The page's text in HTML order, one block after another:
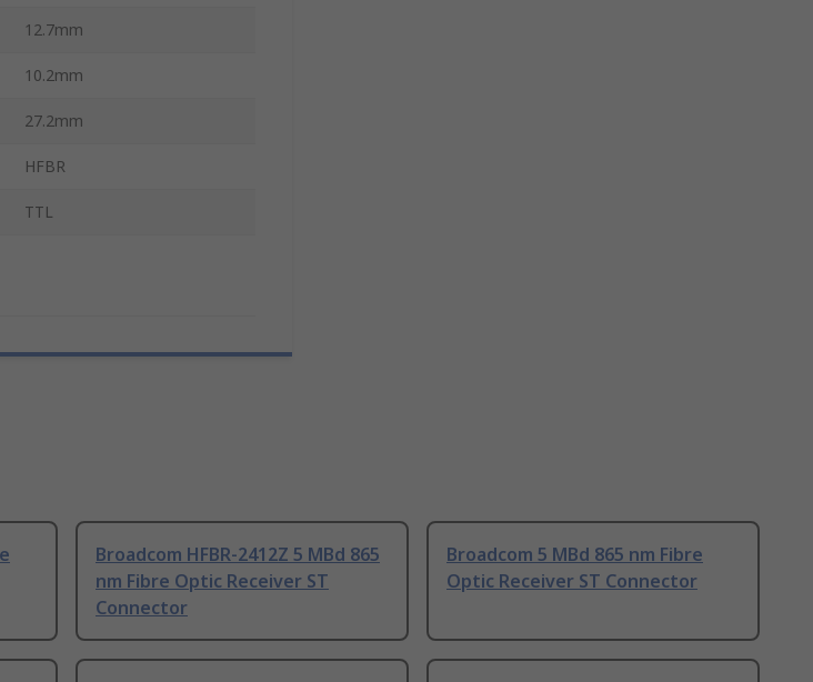
12.7mm
10.2mm
27.2mm
HFBR
TTL
Broadcom HFBR-2412Z 5 MBd 865
nm Fibre Optic Receiver ST
Connector
Broadcom 5 MBd 865 nm Fibre
Optic Receiver ST Connector